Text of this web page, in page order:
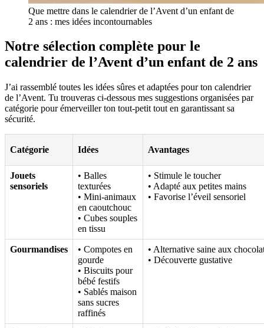
Que mettre dans le calendrier de l’Avent d’un enfant de
2 ans : mes idées incontournables
Notre sélection complète pour le
calendrier de l’Avent d’un enfant de 2 ans
J’ai rassemblé toutes les idées sûres et adaptées pour ton calendrier
de l’Avent. Tu trouveras ci-dessous mes suggestions organisées par
catégorie pour émerveiller ton tout-petit tout en garantissant sa
sécurité.
Catégorie Idées Avantages
Jouets
sensoriels
• Balles
texturées
• Mini-animaux
en caoutchouc
• Cubes souples
en tissu
• Stimule le toucher
• Adapté aux petites mains
• Favorise l’éveil sensoriel
Gourmandises
• Compotes en
gourde
• Biscuits pour
bébé festifs
• Sablés maison
sans sucres
raffinés
• Alternative saine aux
• Découverte gustative